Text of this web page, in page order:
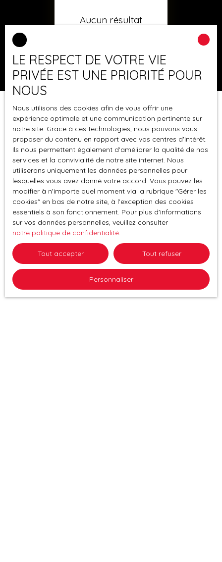
Aucun résultat
LE RESPECT DE VOTRE VIE
PRIVÉE EST UNE PRIORITÉ POUR
NOUS
Nous utilisons des cookies afin de vous offrir une
expérience optimale et une communication pertinente sur
notre site. Grace à ces technologies, nous pouvons vous
proposer du contenu en rapport avec vos centres d'intérêt.
Ils nous permettent également d'améliorer la qualité de nos
services et la convivialité de notre site internet. Nous
utiliserons uniquement les données personnelles pour
lesquelles vous avez donné votre accord. Vous pouvez les
modifier à n'importe quel moment via la rubrique ″Gérer les
cookies″ en bas de notre site, à l'exception des cookies
essentiels à son fonctionnement. Pour plus d'informations
sur vos données personnelles, veuillez consulter
notre politique de confidentialité.
Tout accepter Tout refuser
Personnaliser